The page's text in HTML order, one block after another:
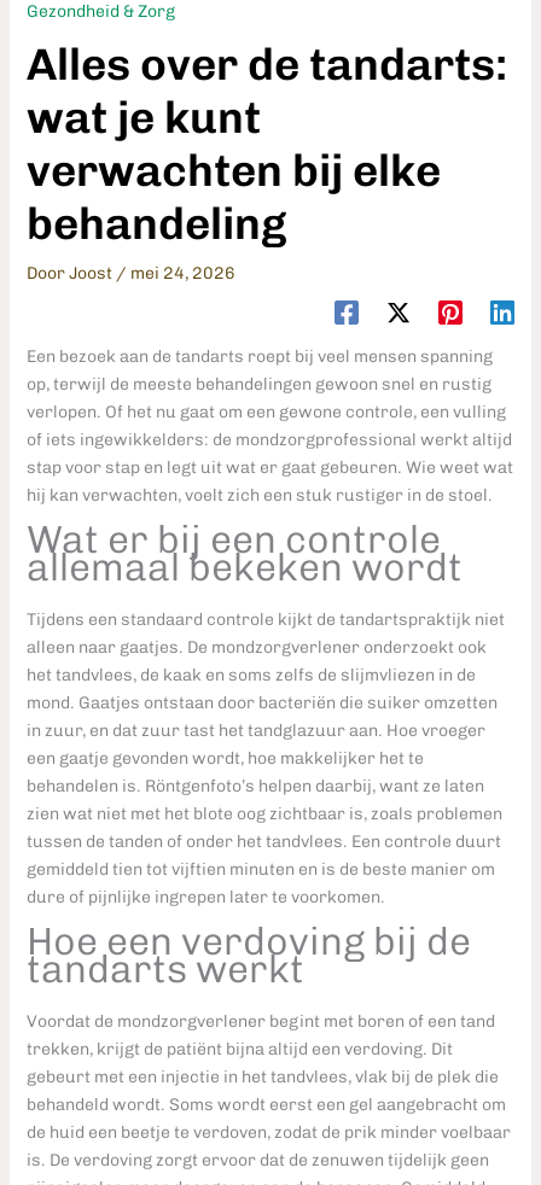
Gezondheid & Zorg
Alles over de tandarts:
wat je kunt
verwachten bij elke
behandeling
DoorJoost / mei 24, 2026
Een bezoek aan de tandarts roept bij veel mensen spanning
op, terwijl de meeste behandelingen gewoon snel en rustig
verlopen. Of het nu gaat om een gewone controle, een vulling
of iets ingewikkelders: de mondzorgprofessional werkt altijd
stap voor stap en legt uit wat er gaat gebeuren. Wie weet wat
hij kan verwachten, voelt zich een stuk rustiger in de stoel.
Wat er bij een controle
allemaal bekeken wordt
Tijdens een standaard controle kijkt de tandartspraktijk niet
alleen naar gaatjes. De mondzorgverlener onderzoekt ook
het tandvlees, de kaak en soms zelfs de slijmvliezen in de
mond. Gaatjes ontstaan door bacteriën die suiker omzetten
in zuur, en dat zuur tast het tandglazuur aan. Hoe vroeger
een gaatje gevonden wordt, hoe makkelijker het te
behandelen is. Röntgenfoto’s helpen daarbij, want ze laten
zien wat niet met het blote oog zichtbaar is, zoals problemen
tussen de tanden of onder het tandvlees. Een controle duurt
gemiddeld tien tot vijftien minuten en is de beste manier om
dure of pijnlijke ingrepen later te voorkomen.
Hoe een verdoving bij de
tandarts werkt
Voordat de mondzorgverlener begint met boren of een tand
trekken, krijgt de patiënt bijna altijd een verdoving. Dit
gebeurt met een injectie in het tandvlees, vlak bij de plek die
behandeld wordt. Soms wordt eerst een gel aangebracht om
de huid een beetje te verdoven, zodat de prik minder voelbaar
is. De verdoving zorgt ervoor dat de zenuwen tijdelijk geen